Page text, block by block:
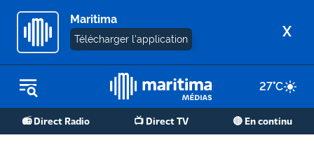
Maritima
Télécharger l'application X
27°C
📻 Direct Radio 📺 Direct TV 🔴 En continu
REPLAY RADIO
REPLAY TV